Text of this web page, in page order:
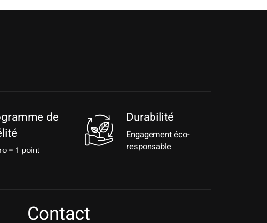
de
= 1 point
Durabilité
Engagement éco-
responsable
Contact